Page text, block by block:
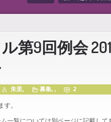
第9回例会
朱里, 募集, , 2
す。